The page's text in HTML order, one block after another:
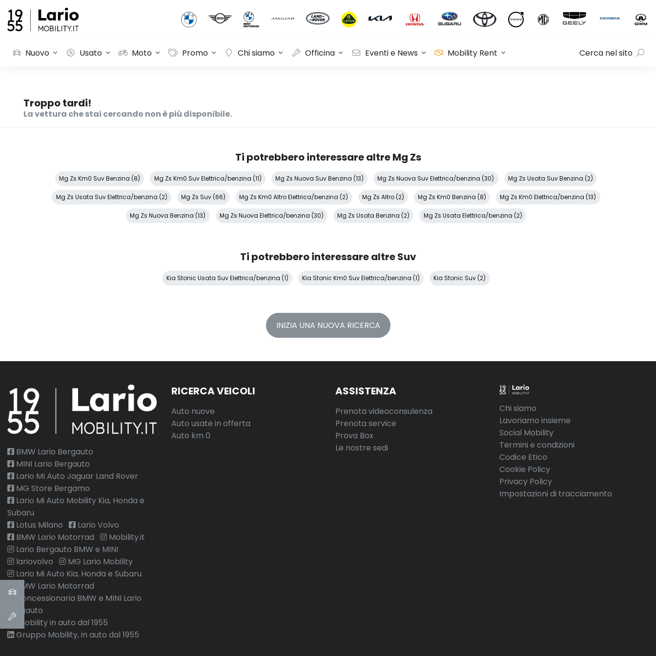
Nuovo Usato Moto Promo Chi siamo Officina Eventi e News Mobility Rent Cerca nel sito
Troppo tardi!
La vettura che stai cercando non è più disponibile.
Ti potrebbero interessare altre Mg Zs
Mg Zs Km0 Suv Benzina (8) Mg Zs Km0 Suv Elettrica/benzina (11) Mg Zs Nuova Suv Benzina (13) Mg Zs Nuova Suv Elettrica/benzina (30) Mg Zs Usata Suv Benzina (2)
Mg Zs Usata Suv Elettrica/benzina (2) Mg Zs Suv (66) Mg Zs Km0 Altro Elettrica/benzina (2) Mg Zs Altro (2) Mg Zs Km0 Benzina (8) Mg Zs Km0 Elettrica/benzina (13)
Mg Zs Nuova Benzina (13) Mg Zs Nuova Elettrica/benzina (30) Mg Zs Usata Benzina (2) Mg Zs Usata Elettrica/benzina (2)
Ti potrebbero interessare altre Suv
Kia Stonic Usata Suv Elettrica/benzina (1) Kia Stonic Km0 Suv Elettrica/benzina (1) Kia Stonic Suv (2)
INIZIA UNA NUOVA RICERCA
BMW Lario Bergauto
MINI Lario Bergauto
Lario MI Auto Jaguar Land Rover
MG Store Bergamo
Lario Mi Auto Mobility Kia, Honda e
Subaru
Lotus Milano
Lario Volvo
BMW Lario Motorrad
Mobility.it
Lario Bergauto BMW e MINI
lariovolvo
MG Lario Mobility
Lario Mi Auto Kia, Honda e Subaru
BMW Lario Motorrad
Concessionaria BMW e MINI Lario
Bergauto
Mobility in auto dal 1955
Gruppo Mobility, in auto dal 1955
RICERCA VEICOLI
Auto nuove
Auto usate in offerta
Auto km 0
ASSISTENZA
Prenota videoconsulenza
Prenota service
Prova Box
Le nostre sedi
Chi siamo
Lavoriamo insieme
Social Mobility
Termini e condizioni
Codice Etico
Cookie Policy
Privacy Policy
Impostazioni di tracciamento